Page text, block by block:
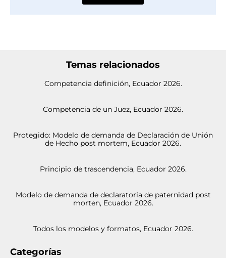
Temas relacionados
Competencia definición, Ecuador 2026.
Competencia de un Juez, Ecuador 2026.
Protegido: Modelo de demanda de Declaración de Unión
de Hecho post mortem, Ecuador 2026.
Principio de trascendencia, Ecuador 2026.
Modelo de demanda de declaratoria de paternidad post
morten, Ecuador 2026.
Todos los modelos y formatos, Ecuador 2026.
Categorías